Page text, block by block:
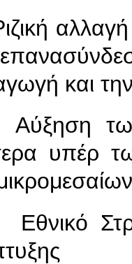
αλλαγή
και
των
υπέρ